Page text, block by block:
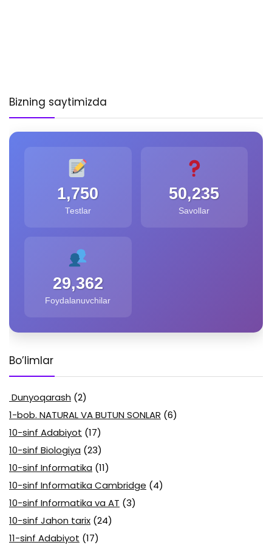
Bizning saytimizda
1,750
Testlar
50,235
Savollar
29,362
Foydalanuvchilar
Bo’limlar
Dunyoqarash (2)
1-bob. NATURAL VA BUTUN SONLAR (6)
10-sinf Adabiyot (17)
10-sinf Biologiya (23)
10-sinf Informatika (11)
10-sinf Informatika Cambridge (4)
10-sinf Informatika va AT (3)
10-sinf Jahon tarix (24)
11-sinf Adabiyot (17)